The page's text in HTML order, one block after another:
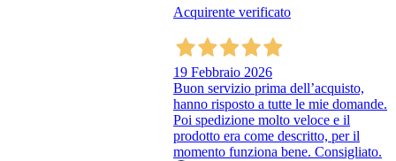
Acquirente verificato
19 Febbraio 2026
Buon servizio prima dell’acquisto,
hanno risposto a tutte le mie domande.
Poi spedizione molto veloce e il
prodotto era come descritto, per il
momento funziona bene. Consigliato.